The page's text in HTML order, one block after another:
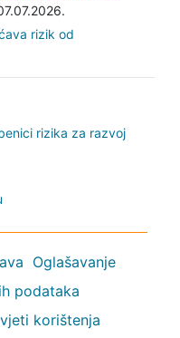
rizik od
rizika za razvoj
Oglašavanje
podataka
korištenja